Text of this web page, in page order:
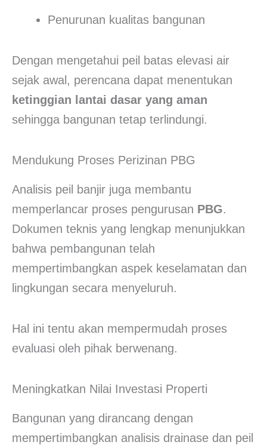
Penurunan kualitas bangunan
Dengan mengetahui peil batas elevasi air
sejak awal, perencana dapat menentukan
ketinggian lantai dasar yang aman
sehingga bangunan tetap terlindungi.
Mendukung Proses Perizinan PBG
Analisis peil banjir juga membantu
memperlancar proses pengurusan PBG.
Dokumen teknis yang lengkap menunjukkan
bahwa pembangunan telah
mempertimbangkan aspek keselamatan dan
lingkungan secara menyeluruh.
Hal ini tentu akan mempermudah proses
evaluasi oleh pihak berwenang.
Meningkatkan Nilai Investasi Properti
Bangunan yang dirancang dengan
mempertimbangkan analisis drainase dan peil